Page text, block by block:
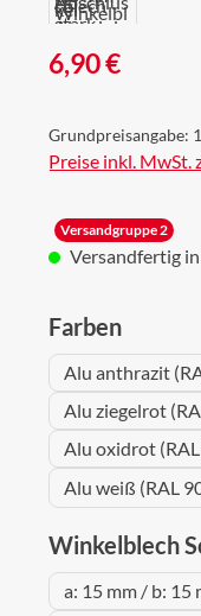
Regulärer Preis:
6,90 €
Grundpreisangabe:
Preise inkl. MwSt.
Versandgruppe 2
Versandfertig in
Farben
Alu anthrazit
Alu ziegelrot
Alu oxidrot
Alu weiß (RAL
Winkelblech
a: 15 mm / b: 15